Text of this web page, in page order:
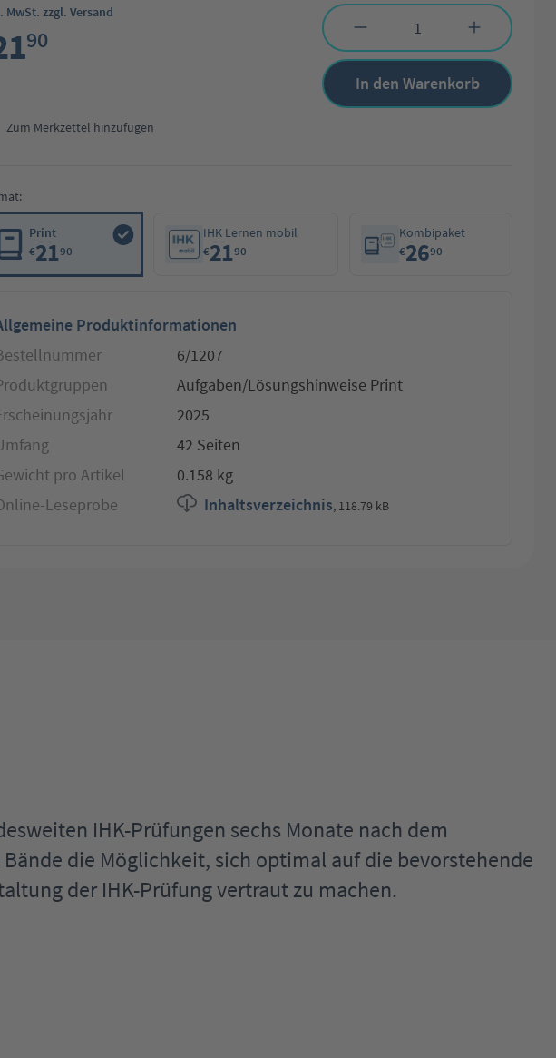
MwSt. zzgl. Versand
90
Produkt Anzahl: Gib den gewünschten
In den Warenkorb
Zum Merkzettel hinzufügen
Print
€2190
IHK Lernen mobil
€2190
Kombipaket
€2690
Produktinformationen
6/1207
Aufgaben/Lösungshinweise Print
2025
42 Seiten
pro Artikel
0.158 kg
Leseprobe
Inhaltsverzeichnis, 118.79 kB
IHK-Prüfungen sechs Monate nach dem
die Möglichkeit, sich optimal auf die bevorstehende
der IHK-Prüfung vertraut zu machen.